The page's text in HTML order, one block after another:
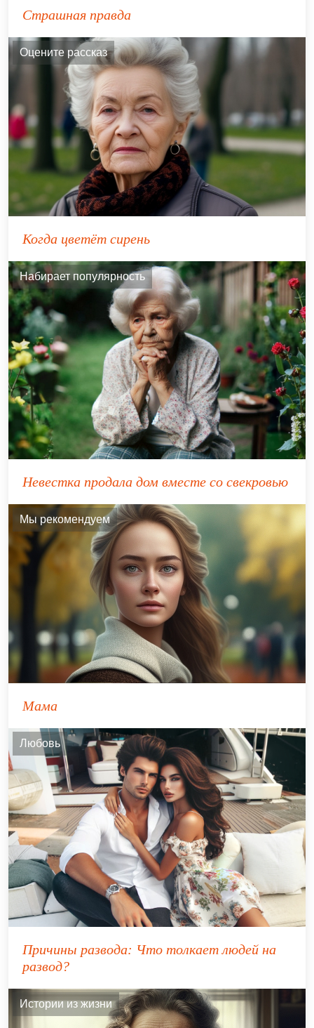
Страшная правда
Оцените рассказ
Когда цветёт сирень
Набирает популярность
Невестка продала дом вместе со свекровью
Мы рекомендуем
Мама
Любовь
Причины развода: Что толкает людей на
развод?
Истории из жизни